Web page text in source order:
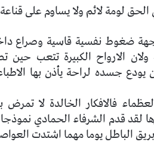
لومة لائم ولا يساوم على
ضغوط نفسية قاسية وصراع
ولان الارواح الكبيرة تتعب
جسده لراحة يأذن بها
فالافكار الخالدة لا تمرض
لقد قدم الشرفاء الحمادي
الباطل يوما مهما اشتدت